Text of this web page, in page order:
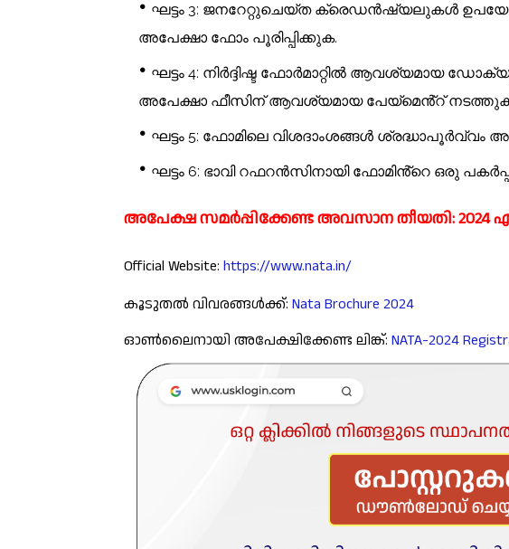
ഘട്ടം 3: ജനറേറ്റുചെയ്‌ത ക്രെഡൻഷ്യലുകൾ
അപേക്ഷാ ഫോം പൂരിപ്പിക്കുക.
ഘട്ടം 4: നിർദ്ദിഷ്ട ഫോർമാറ്റിൽ
അപേക്ഷാ ഫീസിന് ആവശ്യമായ പേയ്‌മെൻ്റ്
ഘട്ടം 5: ഫോമിലെ വിശദാംശങ്ങൾ
ഘട്ടം 6: ഭാവി റഫറൻസിനായി ഫോമിൻ്റെ ഒരു
അപേക്ഷ സമർപ്പിക്കേണ്ട അവസാന തീയതി: 2024
Official Website: https://www.nata.in/
കൂടുതൽ വിവരങ്ങൾക്ക്: Nata Brochure 2024
ഓൺലൈനായി അപേക്ഷിക്കേണ്ട ലിങ്ക്: NATA-2024